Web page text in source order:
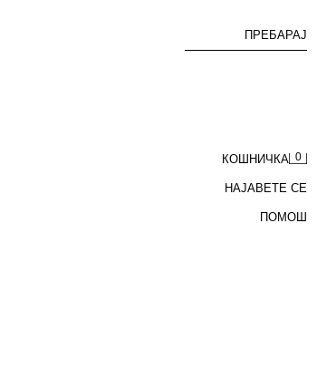
ПРЕБАРАЈ
КОШНИЧКА 0
НАЈАВЕТЕ СЕ
ПОМОШ